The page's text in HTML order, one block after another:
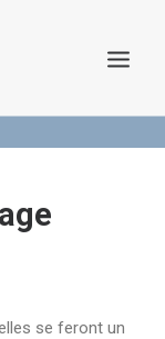
se feront un